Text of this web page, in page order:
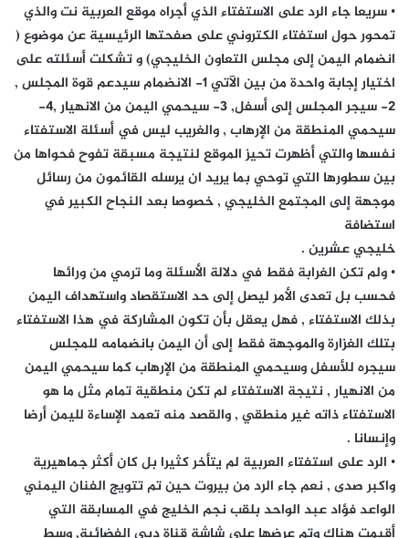
• سريعا جاء الرد على الاستفتاء الذي أجراه موقع العربية نت والذي
تمحور حول استفتاء الكتروني على صفحتها الرئيسية عن موضوع (
انضمام اليمن إلى مجلس التعاون الخليجي) و تشكلت أسئلته على
اختيار إجابة واحدة من بين الآتي 1- الانضمام سيدعم قوة المجلس ,
2- سيجر المجلس إلى أسفل, 3- سيحمي اليمن من الانهيار ,4-
سيحمي المنطقة من الإرهاب , والغريب ليس في أسئلة الاستفتاء
نفسها والتي أظهرت تحيز الموقع لنتيجة مسبقة تفوح فحواها من
بين سطورها التي توحي بما يريد ان يرسله القائمون من رسائل
موجهة إلى المجتمع الخليجي , خصوصا بعد النجاح الكبير في
استضافة
خليجي عشرين .
• ولم تكن الغرابة فقط في دلالة الأسئلة وما ترمي من ورائها
فحسب بل تعدى الأمر ليصل إلى حد الاستقصاد واستهداف اليمن
بذلك الاستفتاء , فهل يعقل بأن تكون المشاركة في هذا الاستفتاء
بتلك الغزارة والموجهة فقط إلى أن اليمن بانضمامه للمجلس
سيجره للأسفل وسيحمي المنطقة من الإرهاب كما سيحمي اليمن
من الانهيار , نتيجة الاستفتاء لم تكن منطقية تمام مثل ما هو
الاستفتاء ذاته غير منطقي , والقصد منه تعمد الإساءة لليمن أرضا
وإنسانا .
• الرد على استفتاء العربية لم يتأخر كثيرا بل كان أكثر جماهيرية
واكبر صدى , نعم جاء الرد من بيروت حين تم تتويج الفنان اليمني
الواعد فؤاد عبد الواحد بلقب نجم الخليج في المسابقة التي